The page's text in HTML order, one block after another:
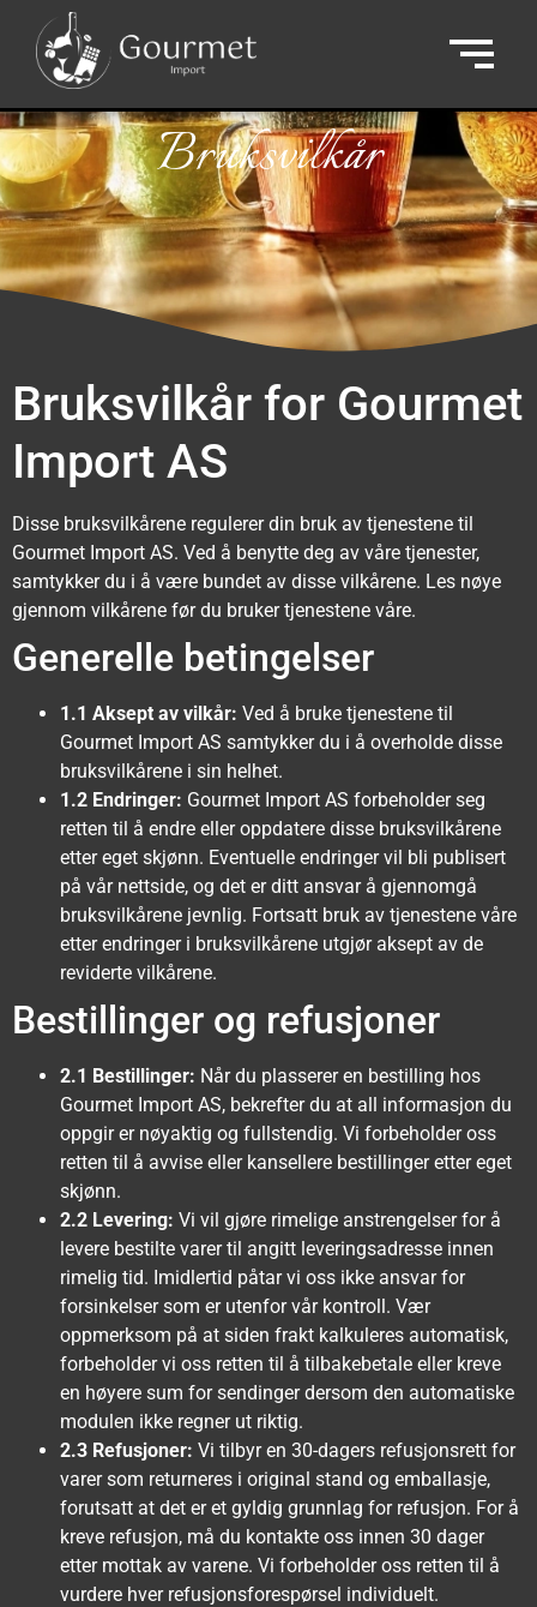
Bruksvilkår
Bruksvilkår for Gourmet
Import AS
Disse bruksvilkårene regulerer din bruk av tjenestene til
Gourmet Import AS. Ved å benytte deg av våre tjenester,
samtykker du i å være bundet av disse vilkårene. Les nøye
gjennom vilkårene før du bruker tjenestene våre.
Generelle betingelser
1.1 Aksept av vilkår: Ved å bruke tjenestene til
Gourmet Import AS samtykker du i å overholde disse
bruksvilkårene i sin helhet.
1.2 Endringer: Gourmet Import AS forbeholder seg
retten til å endre eller oppdatere disse bruksvilkårene
etter eget skjønn. Eventuelle endringer vil bli publisert
på vår nettside, og det er ditt ansvar å gjennomgå
bruksvilkårene jevnlig. Fortsatt bruk av tjenestene våre
etter endringer i bruksvilkårene utgjør aksept av de
reviderte vilkårene.
Bestillinger og refusjoner
2.1 Bestillinger: Når du plasserer en bestilling hos
Gourmet Import AS, bekrefter du at all informasjon du
oppgir er nøyaktig og fullstendig. Vi forbeholder oss
retten til å avvise eller kansellere bestillinger etter eget
skjønn.
2.2 Levering: Vi vil gjøre rimelige anstrengelser for å
levere bestilte varer til angitt leveringsadresse innen
rimelig tid. Imidlertid påtar vi oss ikke ansvar for
forsinkelser som er utenfor vår kontroll. Vær
oppmerksom på at siden frakt kalkuleres automatisk,
forbeholder vi oss retten til å tilbakebetale eller kreve
en høyere sum for sendinger dersom den automatiske
modulen ikke regner ut riktig.
2.3 Refusjoner: Vi tilbyr en 30-dagers refusjonsrett for
varer som returneres i original stand og emballasje,
forutsatt at det er et gyldig grunnlag for refusjon. For å
kreve refusjon, må du kontakte oss innen 30 dager
etter mottak av varene. Vi forbeholder oss retten til å
vurdere hver refusjonsforespørsel individuelt.